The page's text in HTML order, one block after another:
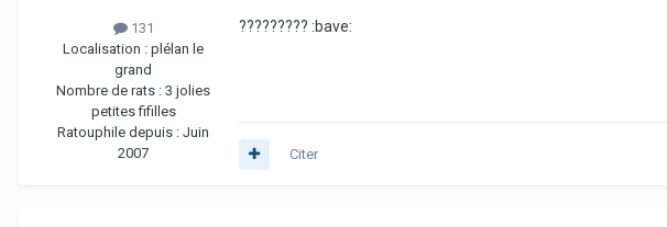
131
Localisation : plélan le
grand
Nombre de rats : 3 jolies
petites fifilles
Ratouphile depuis : Juin
2007
????????? :bave:
Citer